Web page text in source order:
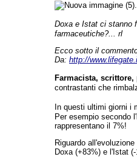
Doxa e Istat ci stanno
farmaceutiche?... rl
Ecco sotto il
Da: http://
Farmacista,
contrastanti che
In questi ultimi giorni i
Per esempio secondo
rappresentano il 7%!
Riguardo
Doxa (+83%) e l'Istat (-